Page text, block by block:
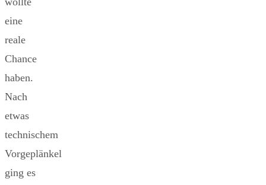
eine
reale
Chance
haben.
Nach
etwas
technischem
Vorgeplänkel
ging es